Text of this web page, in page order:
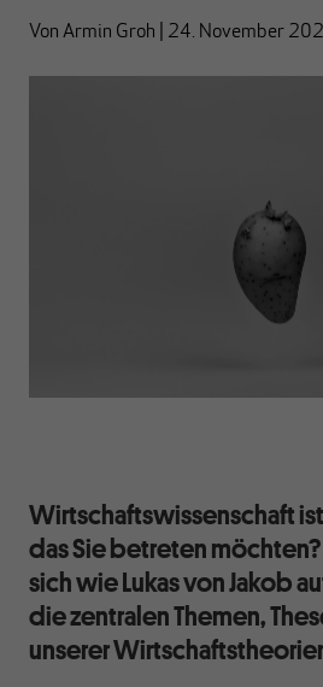
Von Armin Groh 24. November
Wirtschaftswissenschaft
das Sie betreten möchten?
sich wie Lukas von Jakob
die zentralen Themen,
unserer